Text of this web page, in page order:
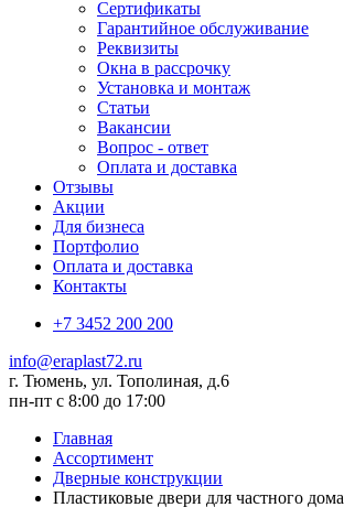
Сертификаты
Гарантийное обслуживание
Реквизиты
Окна в рассрочку
Установка и монтаж
Статьи
Вакансии
Вопрос - ответ
Оплата и доставка
Отзывы
Акции
Для бизнеса
Портфолио
Оплата и доставка
Контакты
+7 3452 200 200
info@eraplast72.ru
г. Тюмень, ул. Тополиная, д.6
пн-пт с 8:00 до 17:00
Главная
Ассортимент
Дверные конструкции
Пластиковые двери для частного дома